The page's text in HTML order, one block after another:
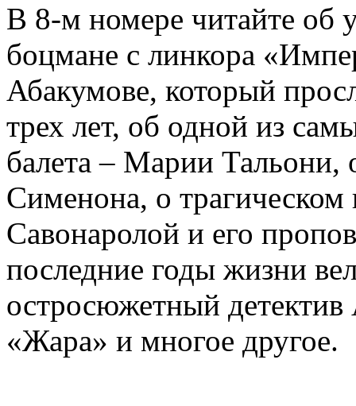
В 8-м номере читайте об
боцмане с линкора
Абакумове, который
трех лет, об одной из
балета – Марии
Сименона, о трагическом
Савонаролой и его
последние годы жизни
остросюжетный детектив
«Жара» и многое другое.